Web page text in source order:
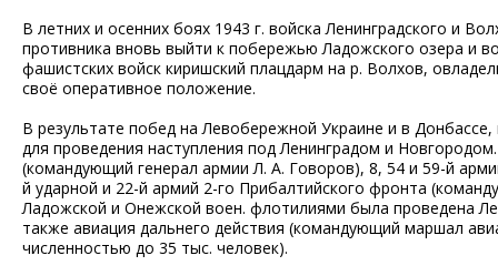
В летних и осенних боях 1943 г. войска Ленинградского и
противника вновь выйти к побережью Ладожского озера и
фашистских войск киришский плацдарм на р. Волхов,
своё оперативное положение.
В результате побед на Левобережной Украине и в
для проведения наступления под Ленинградом и
(командующий генерал армии Л. А. Говоров), 8, 54 и 59-й
й ударной и 22-й армий 2-го Прибалтийского фронта
Ладожской и Онежской воен. флотилиями была проведена
также авиация дальнего действия (командующий маршал
численностью до 35 тыс. человек).